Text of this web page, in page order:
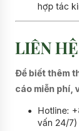
hợp tác
LIÊN
Để biết thêm
cáo miễn phí,
Hotline:
vấn 24/7)